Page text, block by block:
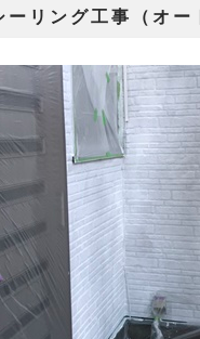
ーリング工事（オ